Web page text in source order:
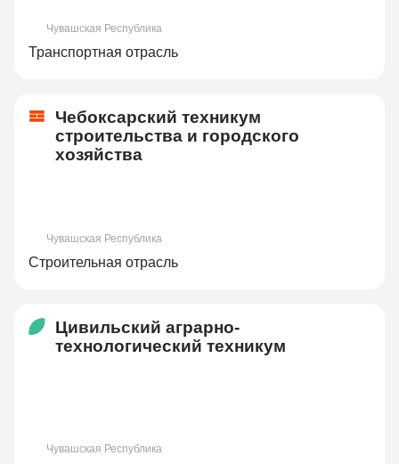
Чувашская Республика
Транспортная отрасль
Чебоксарский техникум
строительства и городского
хозяйства
Чувашская Республика
Строительная отрасль
Цивильский аграрно-
технологический техникум
Чувашская Республика